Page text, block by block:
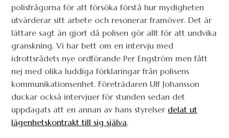
polisfrågorna för att försöka förstå hur mydigheten
utvärderar sitt arbete och resonerar framöver. Det är
lättare sagt än gjort då polisen gör allt för att undvika
granskning. Vi har bett om en intervju med
idrottsrådets nye ordförande Per Engström men fått
nej med olika luddiga förklaringar från polisens
kommunikationsenhet. Företrädaren Ulf Johansson
duckar också intervjuer för stunden sedan det
uppdagats att en annan av hans styrelser delat ut
lägenhetskontrakt till sig själva.